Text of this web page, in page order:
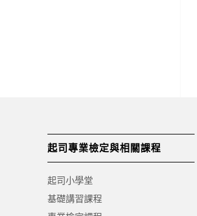
起司專業檢定與相關課程
起司小學堂
基礎講習課程